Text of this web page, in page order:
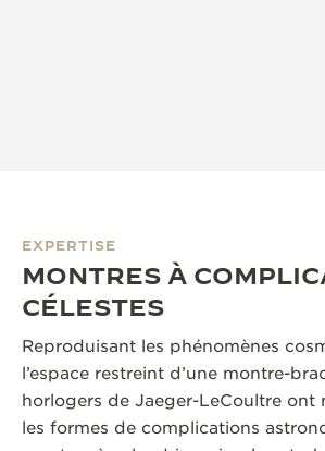
EXPERTISE
MONTRES À
CÉLESTES
Reproduisant les phénomènes
l’espace restreint d’une montre-
horlogers de Jaeger-LeCoultre ont
les formes de complications